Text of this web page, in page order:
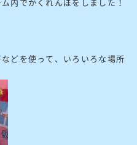
どを使って、いろいろな場所